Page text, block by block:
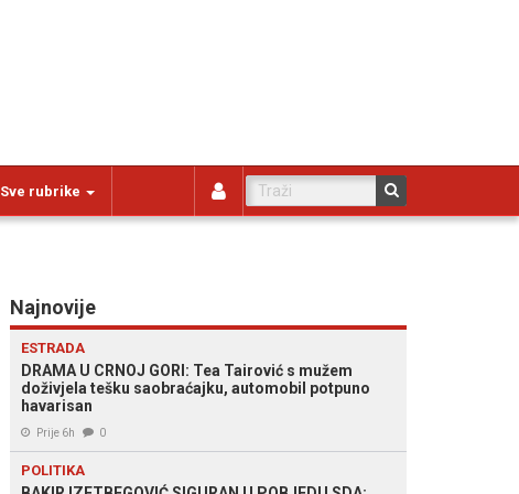
Sve rubrike
Najnovije
ESTRADA
DRAMA U CRNOJ GORI: Tea Tairović s mužem
doživjela tešku saobraćajku, automobil potpuno
havarisan
Prije 6h 0
POLITIKA